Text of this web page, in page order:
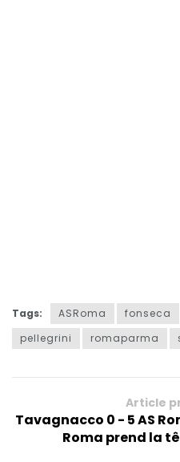
Tags: ASRoma fonseca
pellegrini
romaparma
Article
Tavagnacco 0 - 5 AS
Roma prend la